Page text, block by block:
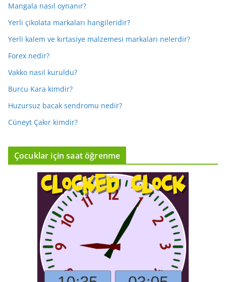
Mangala nasıl oynanır?
Yerli çikolata markaları hangileridir?
Yerli kalem ve kırtasiye malzemesi markaları nelerdir?
Forex nedir?
Vakko nasıl kuruldu?
Burcu Kara kimdir?
Huzursuz bacak sendromu nedir?
Cüneyt Çakır kimdir?
Çocuklar için saat öğrenme